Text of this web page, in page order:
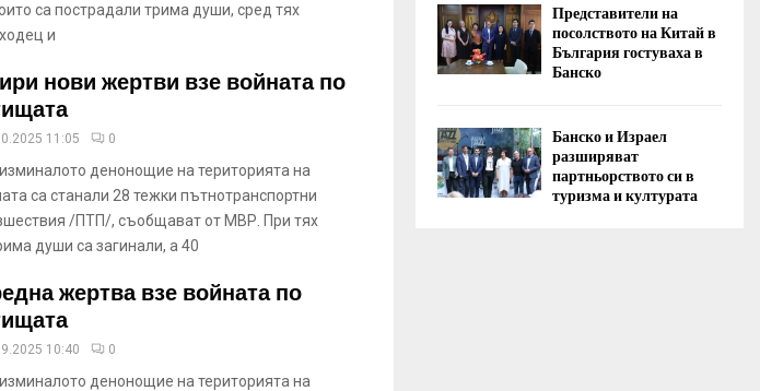
са пострадали трима души, сред тях
и
нови жертви взе войната по
11:05 0
денонощие на територията на
са станали 28 тежки пътнотранспортни
/ПТП/, съобщават от МВР. При тях
души са загинали, а 40
жертва взе войната по
10:40 0
денонощие на територията на
Представители на
посолството на Китай в
България гостуваха в
Банско
Банско и Израел
разширяват
партньорството си в
туризма и културата